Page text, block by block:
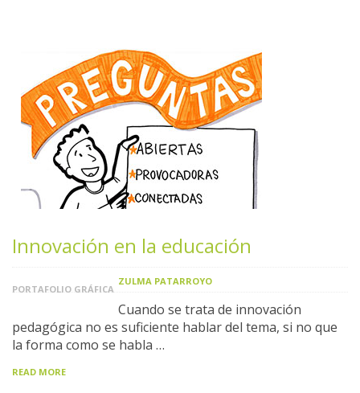
Innovación en la educación
PORTAFOLIO GRÁFICA
ZULMA PATARROYO
Cuando se trata de innovación
pedagógica no es suficiente hablar del tema, si no que
la forma como se habla …
READ MORE